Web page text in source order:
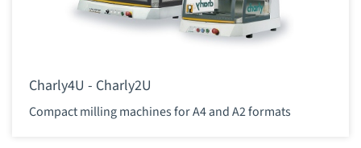
Charly4U - Charly2U
Compact milling machines for A4 and A2 formats